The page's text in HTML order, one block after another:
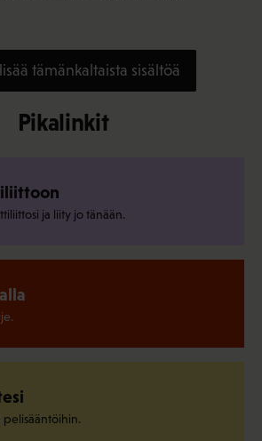
tämänkaltaista sisältöä
Pikalinkit
ja liity jo tänään.
pelisääntöihin.